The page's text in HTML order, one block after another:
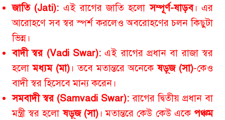
জাতি (Jati): এই রাগের জাতি হলোসম্পূর্ণ-ষাড়ব। এর
আরোহণে সব স্বর স্পর্শ করলেও অবরোহণের চলন কিছুটা
ভিন্ন।
বাদী স্বর (Vadi Swar): এই রাগের প্রধান বা রাজা স্বর
হলোমধ্যম (মা) । তবে মতান্তরে অনেকেষড়্‌জ (সা)-কেও
বাদী স্বর হিসেবে মান্য করেন।
সমবাদী স্বর (Samvadi Swar): রাগের দ্বিতীয় প্রধান বা
মন্ত্রী স্বর হলোষড়্‌জ (সা)। মতান্তরে কেউ কেউ একে পঞ্চম